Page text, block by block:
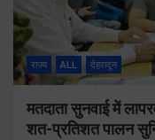
राज्य ALL देहरादून
मतदाता सुनवाई में
शत-प्रतिशत पालन